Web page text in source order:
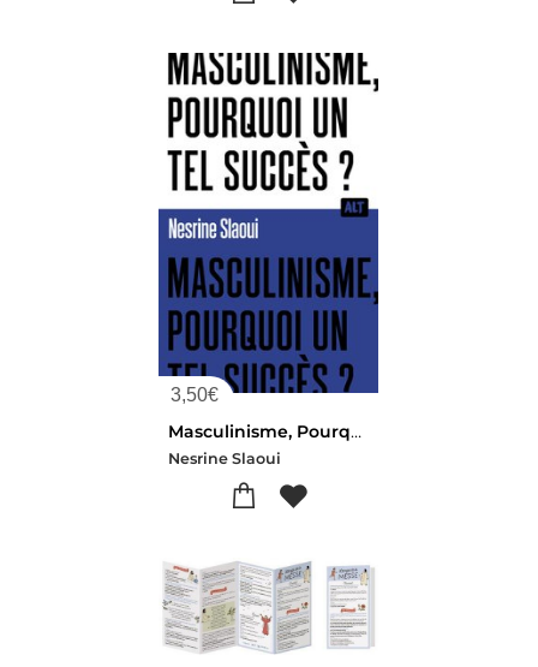
3,50€
Masculinisme, Pourquoi Un Tel Succes ?
Nesrine Slaoui